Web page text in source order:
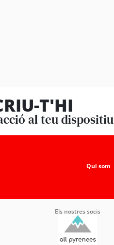
T'HI
al teu dispositiu
Qui som
Els nostres socis